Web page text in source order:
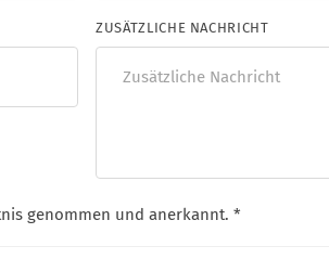
ZUSÄTZLICHE NACHRICHT
genommen und anerkannt. *